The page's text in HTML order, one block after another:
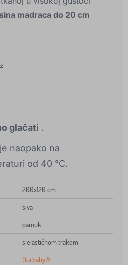
madraca do 20 cm
glačati .
naopako na
od 40 °C.
200x120 cm
siva
pamuk
s elastičnom trakom
Ourbaby®